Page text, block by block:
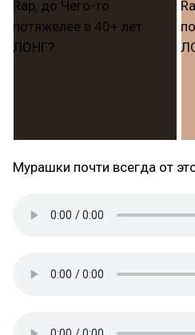
Мурашки почти всегда от